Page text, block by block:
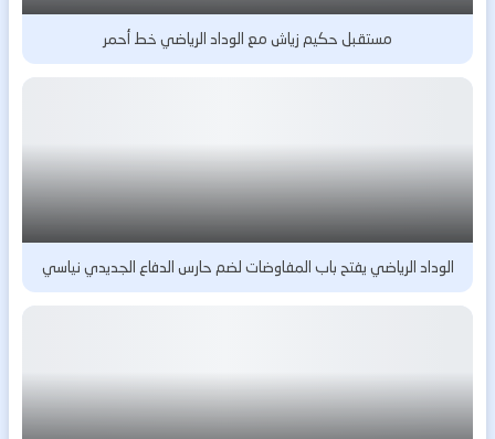
مستقبل حكيم زياش مع الوداد الرياضي خط أحمر
الوداد الرياضي يفتح باب المفاوضات لضم حارس الدفاع الجديدي نياسي